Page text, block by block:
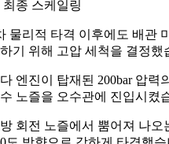
최종 스케일링
물리적 타격 이후에도 배관
기 위해 고압 세척을 결정했
엔진이 탑재된 200bar 압
노즐을 오수관에 진입시켰
회전 노즐에서 뿜어져 나